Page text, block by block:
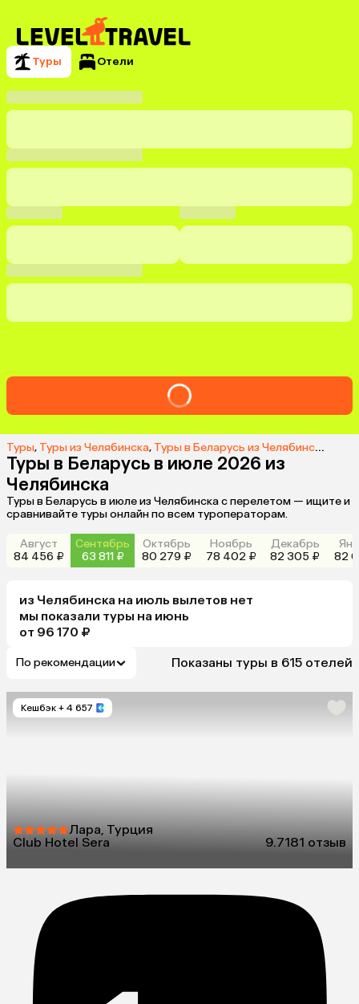
Туры Отели
Туры, Туры из Челябинска, Туры в Беларусь из Челябинска
Туры в Беларусь в июле 2026 из
Челябинска
Туры в Беларусь в июле из Челябинска с перелетом — ищите и
сравнивайте туры онлайн по всем туроператорам.
Август
84 456 ₽
Сентябрь
63 811 ₽
Октябрь
80 279 ₽
Ноябрь
78 402 ₽
Декабрь
82 305 ₽
82
из Челябинска на июль вылетов нет
мы показали туры на июнь
от 96 170 ₽
По рекомендации Показаны туры в 615 отелей
Кешбэк + 4 657
Лара, Турция
Club Hotel Sera
9.7181 отзыв